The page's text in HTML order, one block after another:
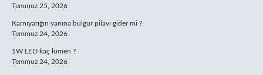
Temmuz 25, 2026
Karnıyarığın yanına bulgur pilavı gider mi ?
Temmuz 24, 2026
1W LED kaç lümen ?
Temmuz 24, 2026